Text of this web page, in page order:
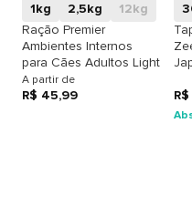
1kg 2,5kg
12kg
Ração Premier
Ambientes Internos
para Cães Adultos Light
A partir de
R$ 45,99